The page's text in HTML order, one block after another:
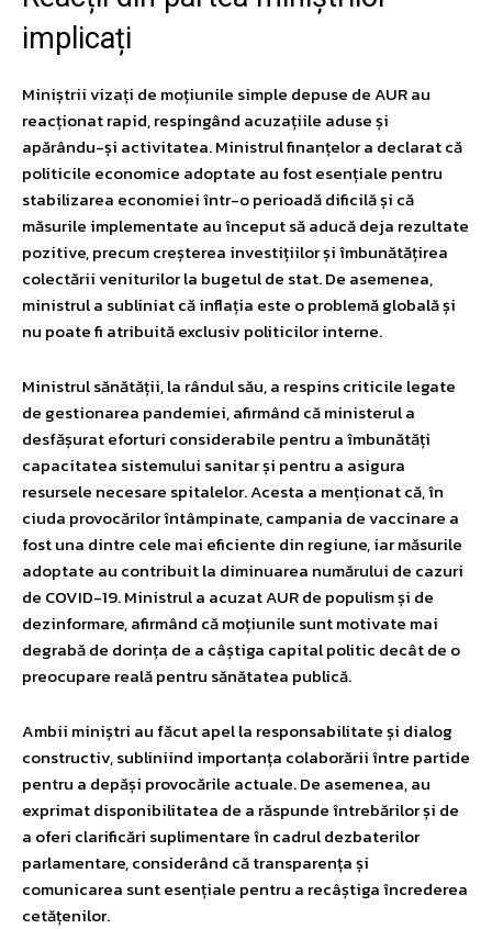
implicați
Miniștrii vizați de moțiunile simple depuse de AUR au
reacționat rapid, respingând acuzațiile aduse și
apărându-și activitatea. Ministrul finanțelor a declarat că
politicile economice adoptate au fost esențiale pentru
stabilizarea economiei într-o perioadă dificilă și că
măsurile implementate au început să aducă deja rezultate
pozitive, precum creșterea investițiilor și îmbunătățirea
colectării veniturilor la bugetul de stat. De asemenea,
ministrul a subliniat că inflația este o problemă globală și
nu poate fi atribuită exclusiv politicilor interne.
Ministrul sănătății, la rândul său, a respins criticile legate
de gestionarea pandemiei, afirmând că ministerul a
desfășurat eforturi considerabile pentru a îmbunătăți
capacitatea sistemului sanitar și pentru a asigura
resursele necesare spitalelor. Acesta a menționat că, în
ciuda provocărilor întâmpinate, campania de vaccinare a
fost una dintre cele mai eficiente din regiune, iar măsurile
adoptate au contribuit la diminuarea numărului de cazuri
de COVID-19. Ministrul a acuzat AUR de populism și de
dezinformare, afirmând că moțiunile sunt motivate mai
degrabă de dorința de a câștiga capital politic decât de o
preocupare reală pentru sănătatea publică.
Ambii miniștri au făcut apel la responsabilitate și dialog
constructiv, subliniind importanța colaborării între partide
pentru a depăși provocările actuale. De asemenea, au
exprimat disponibilitatea de a răspunde întrebărilor și de
a oferi clarificări suplimentare în cadrul dezbaterilor
parlamentare, considerând că transparența și
comunicarea sunt esențiale pentru a recâștiga încrederea
cetățenilor.